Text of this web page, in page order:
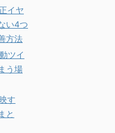
イヤ
い4つ
方法
ツイ
う場
す
と